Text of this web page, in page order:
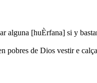
alguna [huÈrfana] si y
pobres de Dios vestir e